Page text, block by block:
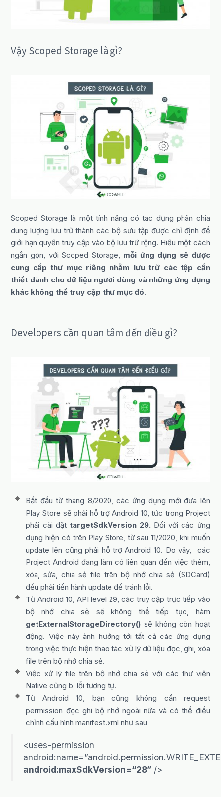
Vậy Scoped Storage là gì?
Scoped Storage là một tính năng có tác dụng phân chia
dung lượng lưu trữ thành các bộ sưu tập được chỉ định để
giới hạn quyền truy cập vào bộ lưu trữ rộng. Hiểu một cách
ngắn gọn, với Scoped Storage, mỗi ứng dụng sẽ được
cung cấp thư mục riêng nhằm lưu trữ các tệp cần
thiết dành cho dữ liệu người dùng và những ứng dụng
khác không thể truy cập thư mục đó.
Developers cần quan tâm đến điều gì?
Bắt đầu từ tháng 8/2020, các ứng dụng mới đưa lên
Play Store sẽ phải hỗ trợ Android 10, tức trong Project
phải cài đặt targetSdkVersion 29. Đối với các ứng
dụng hiện có trên Play Store, từ sau 11/2020, khi muốn
update lên cũng phải hỗ trợ Android 10. Do vậy, các
Project Android đang làm có liên quan đến việc thêm,
xóa, sửa, chia sẻ file trên bộ nhớ chia sẻ (SDCard)
đều phải tiến hành update để tránh lỗi.
Từ Android 10, API level 29, các truy cập trực tiếp vào
bộ nhớ chia sẻ sẽ không thể tiếp tục, hàm
getExternalStorageDirectory() sẽ không còn hoạt
động. Việc này ảnh hưởng tới tất cả các ứng dụng
trong việc thực hiện thao tác xử lý dữ liệu đọc, ghi, xóa
file trên bộ nhớ chia sẻ.
Việc xử lý file trên bộ nhớ chia sẻ với các thư viện
Native cũng bị lỗi tương tự.
Từ Android 10, bạn cũng không cần request
permission đọc ghi bộ nhớ ngoài nữa và có thể điều
chỉnh cấu hình manifest.xml như sau
<uses-permission
android:maxSdkVersion=“28” />